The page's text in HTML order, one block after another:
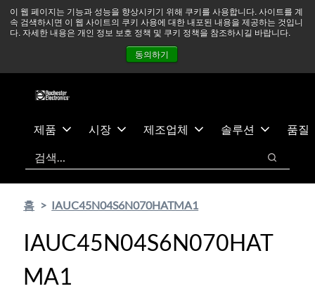
이 웹 페이지는 기능과 성능을 향상시키기 위해 쿠키를 사용합니다. 사이트를 계
속 검색하시면 이 웹 사이트의 쿠키 사용에 대한 내포된 내용을 제공하는 것입니
다. 자세한 내용은 개인 정보 보호 정책 및 쿠키 정책을 참조하시길 바랍니다.
동의하기
츠
건
중동 지역 상황을 지속적으로 주시하고 있으며, 모든 서비스는
정상적으로 운영되고 있습니다. 더 읽어보기 →
뉴스
문의하기
제품 시장 제조업체 솔루션
품질
검색
검색
홈 IAUC45N04S6N070HATMA1
IAUC45N04S6N070HAT
MA1